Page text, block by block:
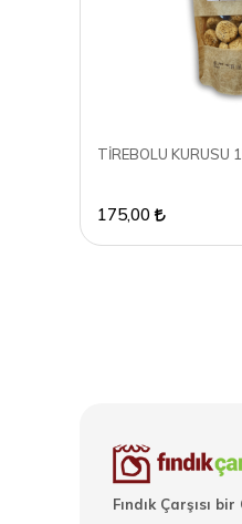
TİREBOLU KURUSU
175,00
Fındık Çarşısı